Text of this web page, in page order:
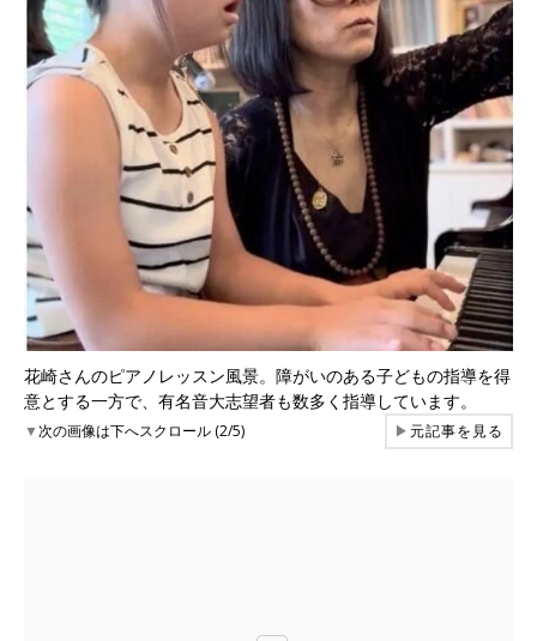
花崎さんのピアノレッスン風景。障がいのある子どもの指導を得
意とする一方で、有名音大志望者も数多く指導しています。
▼次の画像は下へスクロール (2/5) ▶元記事を見る